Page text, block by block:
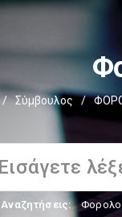
/ Σύμβουλος /